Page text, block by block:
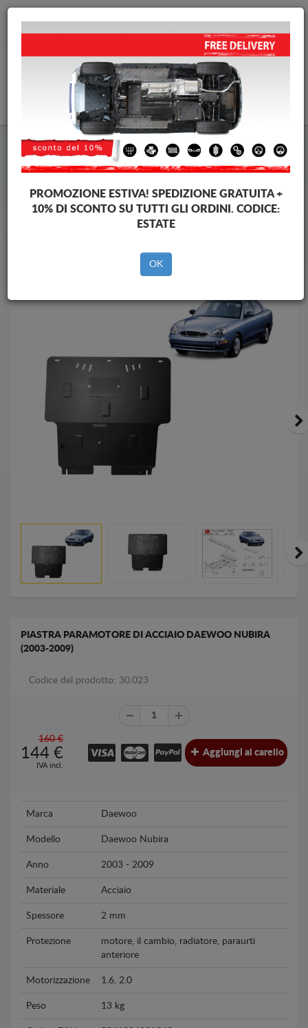
info@piastraparamotore.com
Piastra paramotore di acciaio Daewoo
Piastra paramotore di acciaio Daewoo Nubira
Brands
Brands
PIASTRA PARAMOTORE DI ACCIAIO DAEWOO NUBIRA
(2003-2009)
Codice del prodotto: 30.023
160 €
144 €
IVA incl.
Aggiungi al carello
Marca Daewoo
Modello Daewoo Nubira
Anno 2003 - 2009
Materiale Acciaio
Spessore 2 mm
Protezione
motore, il cambio, radiatore, paraurti
anteriore
Motorizzazione 1.6, 2.0
Peso 13 kg
PROMOZIONE ESTIVA! SPEDIZIONE GRATUITA +
10% DI SCONTO SU TUTTI GLI ORDINI. CODICE:
ESTATE
OK